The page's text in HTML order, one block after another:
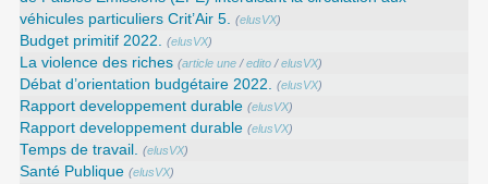
véhicules particuliers Crit’Air 5. (elusVX)
Budget primitif 2022. (elusVX)
La violence des riches (article une /edito /elusVX)
Débat d’orientation budgétaire 2022. (elusVX)
Rapport developpement durable (elusVX)
Rapport developpement durable (elusVX)
Temps de travail. (elusVX)
Santé Publique (elusVX)